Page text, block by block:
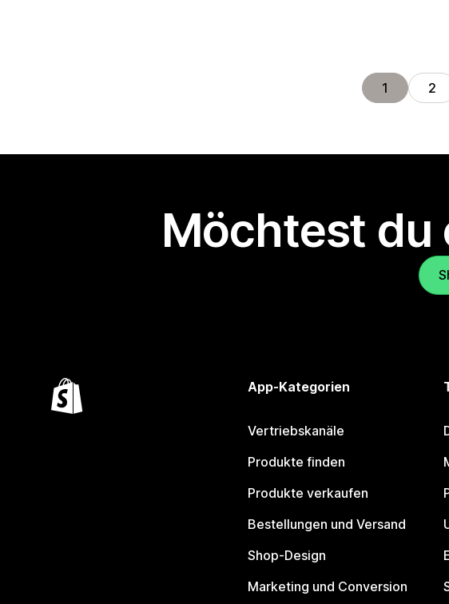
1 2
Möchtest du
App-Kategorien
Vertriebskanäle
Produkte finden
Produkte verkaufen
Bestellungen und Versand
Shop-Design
Marketing und Conversion